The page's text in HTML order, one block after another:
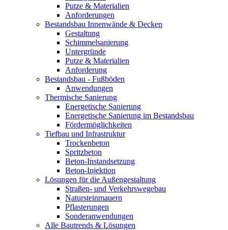
Putze & Materialien
Anforderungen
Bestandsbau Innenwände & Decken
Gestaltung
Schimmelsanierung
Untergründe
Putze & Materialien
Anforderung
Bestandsbau - Fußböden
Anwendungen
Thermische Sanierung
Energetische Sanierung
Energetische Sanierung im Bestandsbau
Fördermöglichkeiten
Tiefbau und Infrastruktur
Trockenbeton
Spritzbeton
Beton-Instandsetzung
Beton-Injektion
Lösungen für die Außengestaltung
Straßen- und Verkehrswegebau
Natursteinmauern
Pflasterungen
Sonderanwendungen
Alle Bautrends & Lösungen